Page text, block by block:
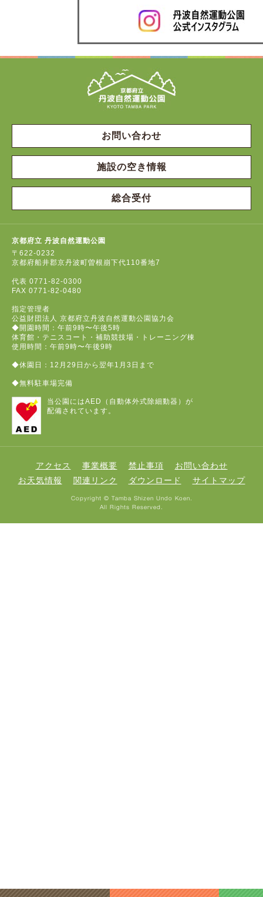
お問い合わせ
施設の空き情報
総合受付
京都府立 丹波自然運動公園
〒622-0232
京都府船井郡京丹波町曽根崩下代110番地7
代表 0771-82-0300
FAX 0771-82-0480
指定管理者
公益財団法人 京都府立丹波自然運動公園協力会
◆開園時間：午前9時〜午後5時
体育館・テニスコート・補助競技場・トレーニング棟
使用時間：午前9時〜午後9時
◆休園日：12月29日から翌年1月3日まで
◆無料駐車場完備
当公園にはAED（自動体外式除細動器）が
配備されています。
アクセス 事業概要 禁止事項
お問い合わせ
お天気情報
関連リンク ダウンロード サイトマップ
Copyright © Tamba Shizen Undo Koen.
All Rights Reserved.